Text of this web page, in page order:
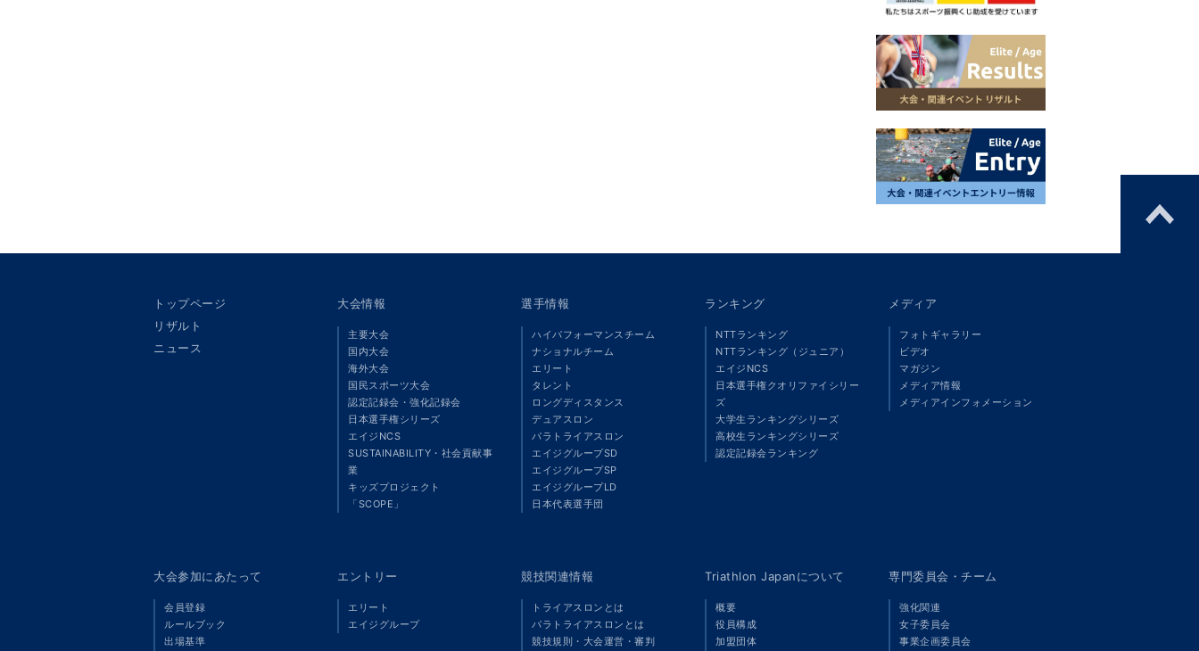
トップページ
リザルト
ニュース
大会情報
主要大会
国内大会
海外大会
国民スポーツ大会
認定記録会・強化記録会
日本選手権シリーズ
エイジNCS
SUSTAINABILITY・社会貢献事
業
キッズプロジェクト
「SCOPE」
選手情報
ハイパフォーマンスチーム
ナショナルチーム
エリート
タレント
ロングディスタンス
デュアスロン
パラトライアスロン
エイジグループSD
エイジグループSP
エイジグループLD
日本代表選手団
ランキング
NTTランキング
NTTランキング（ジュニア）
エイジNCS
日本選手権クオリファイシリー
ズ
大学生ランキングシリーズ
高校生ランキングシリーズ
認定記録会ランキング
メディア
フォトギャラリー
ビデオ
マガジン
メディア情報
メディアインフォメーション
大会参加にあたって
会員登録
ルールブック
出場基準
エントリー
エリート
エイジグループ
競技関連情報
トライアスロンとは
パラトライアスロンとは
競技規則・大会運営・審判
Triathlon Japanについて
概要
役員構成
加盟団体
専門委員会・チーム
強化関連
女子委員会
事業企画委員会